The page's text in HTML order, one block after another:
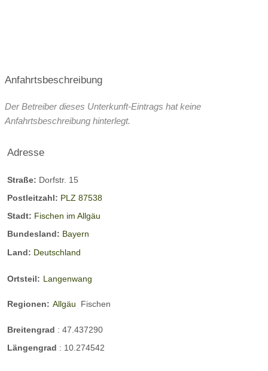
Anfahrtsbeschreibung
Der Betreiber dieses Unterkunft-Eintrags hat keine
Anfahrtsbeschreibung hinterlegt.
Adresse
Straße: Dorfstr. 15
Postleitzahl: PLZ 87538
Stadt: Fischen im Allgäu
Bundesland: Bayern
Land: Deutschland
Ortsteil: Langenwang
Regionen: Allgäu Fischen
Breitengrad : 47.437290
Längengrad : 10.274542